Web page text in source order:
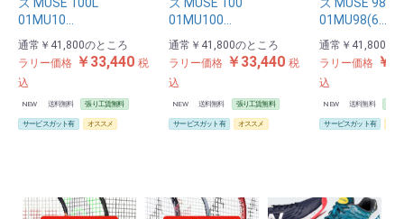
ズ MUSE 100L
01MU10…
通常 ￥41,800のところ
ラリー価格 ￥33,440 税
込
NEW 送料無料 張り工賃無料
サービスガット有 オススメ
ズ MUSE 100
01MU100…
通常 ￥41,800のところ
ラリー価格 ￥33,440税
込
NEW 送料無料 張り工賃無料
サービスガット有 オススメ
ズ MUSE 98
01MU98(6…
通常 ￥41,800
ラリー価格 ￥
込
NEW 送料無料
サービスガット有